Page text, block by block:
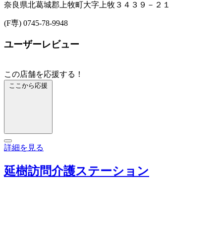
奈良県北葛城郡上牧町大字上牧３４３９－２１
(F専) 0745-78-9948
ユーザーレビュー
この店舗を応援する！
ここから応援
詳細を見る
延樹訪問介護ステーション